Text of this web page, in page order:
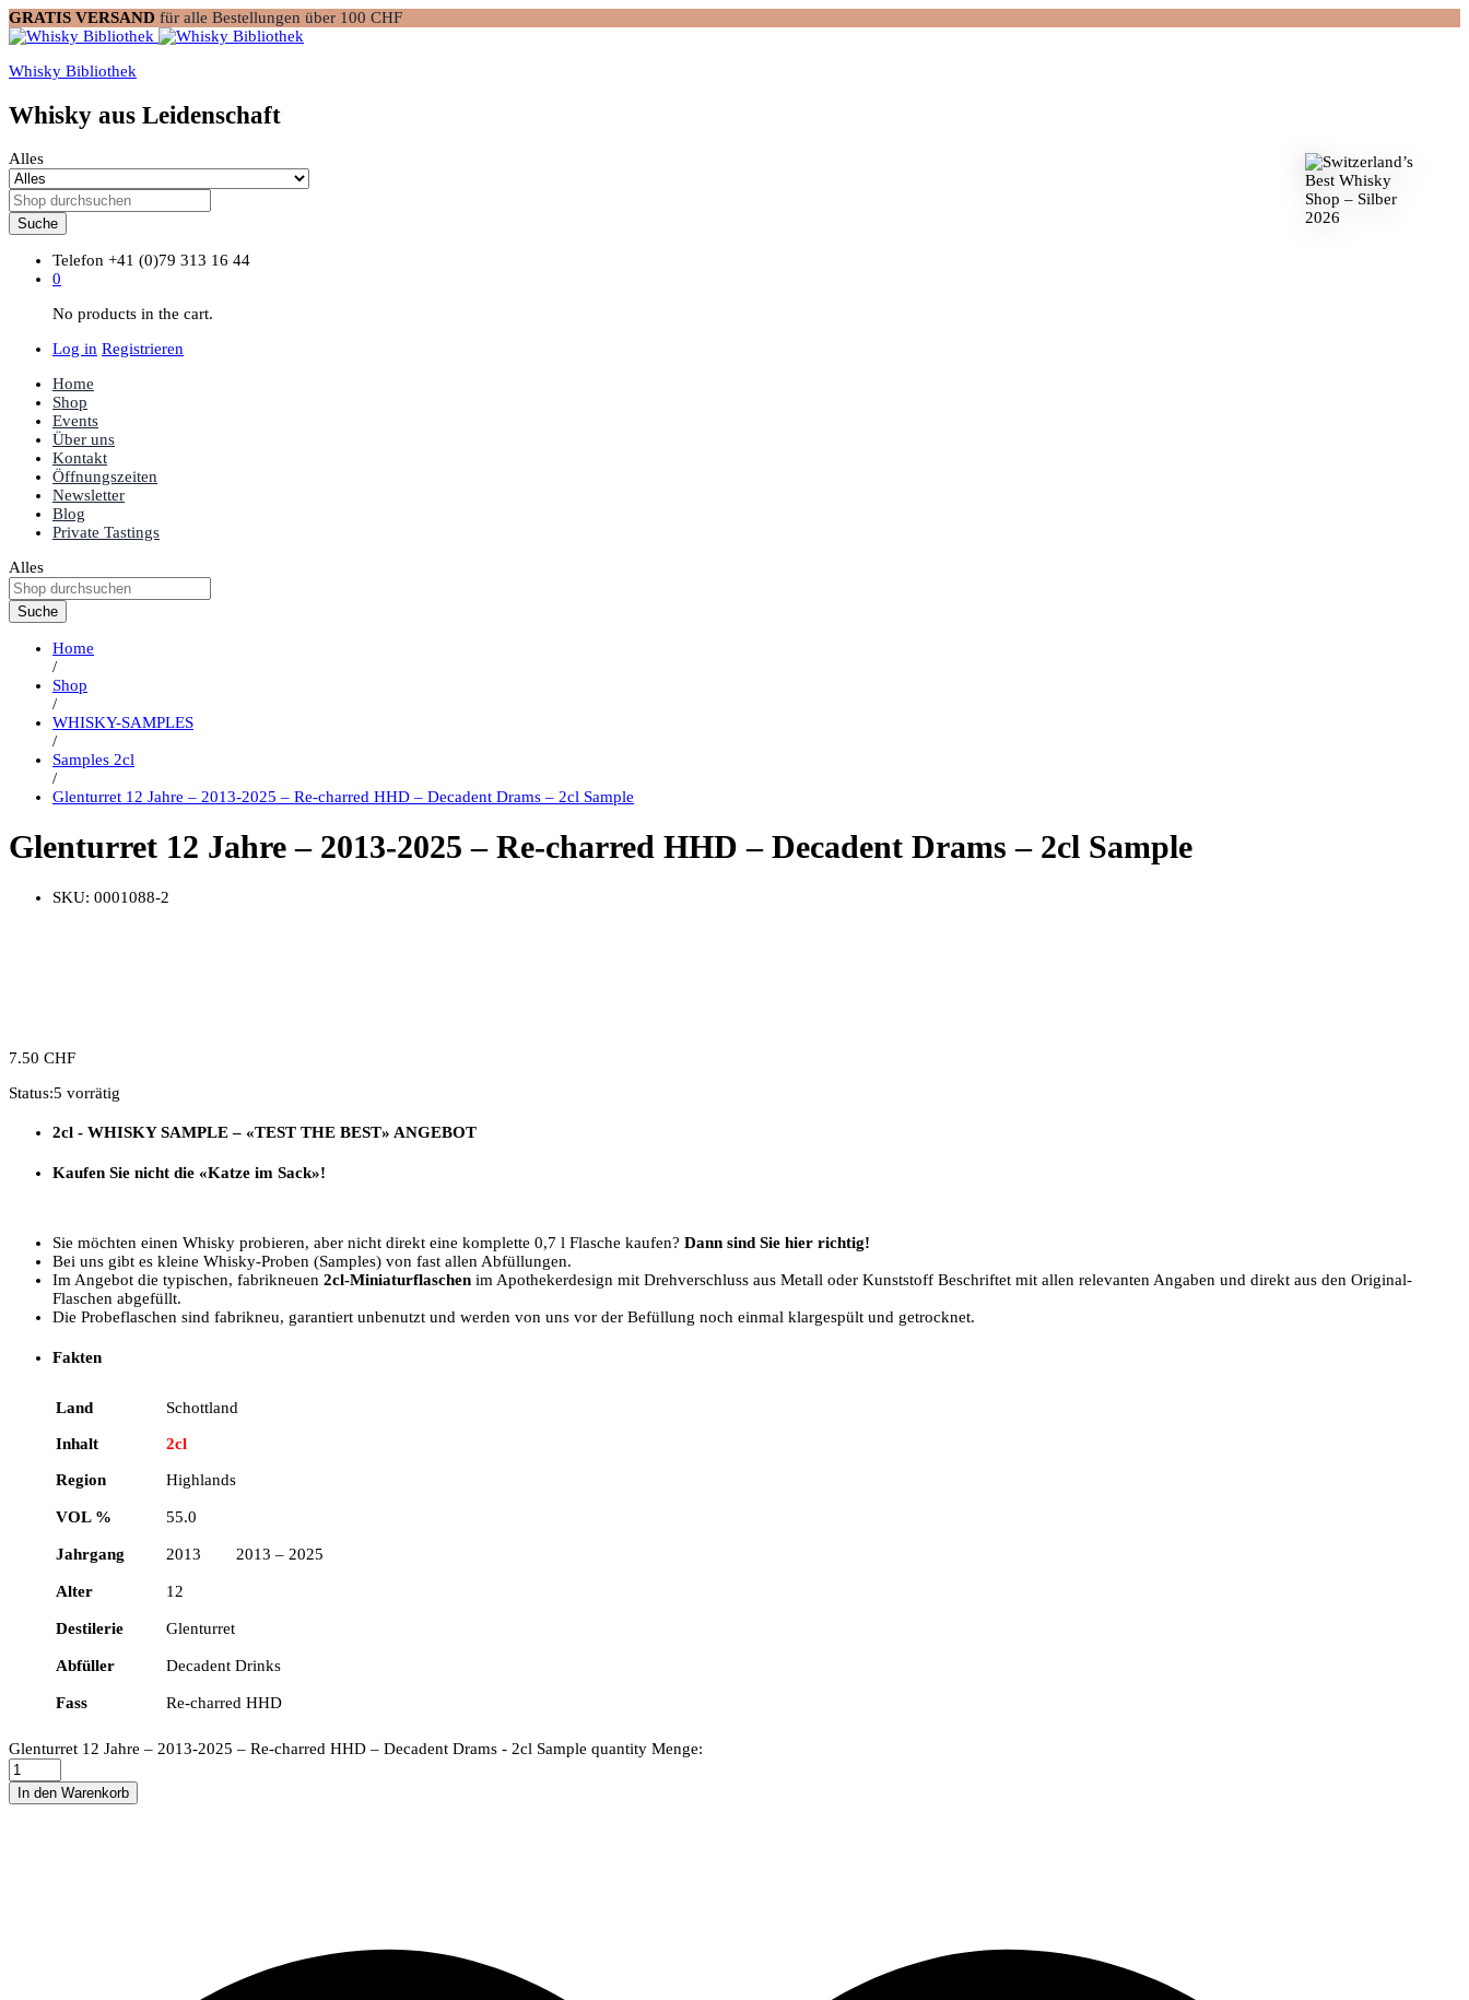
GRATIS VERSAND für alle Bestellungen über 100 CHF
Whisky Bibliothek
Whisky aus Leidenschaft
Alles
Suche
Telefon +41 (0)79 313 16 44
0
No products in the cart.
Log in Registrieren
Home
Shop
Events
Über uns
Kontakt
Öffnungszeiten
Newsletter
Blog
Private Tastings
Alles
Suche
Home
/
Shop
/
WHISKY-SAMPLES
/
Samples 2cl
/
Glenturret 12 Jahre – 2013-2025 – Re-charred HHD – Decadent Drams – 2cl Sample
Glenturret 12 Jahre – 2013-2025 – Re-charred HHD – Decadent Drams – 2cl Sample
SKU: 0001088-2
7.50 CHF
Status:5 vorrätig
2cl - WHISKY SAMPLE – «TEST THE BEST» ANGEBOT
Kaufen Sie nicht die «Katze im Sack»!
Sie möchten einen Whisky probieren, aber nicht direkt eine komplette 0,7 l Flasche kaufen? Dann sind Sie hier richtig!
Bei uns gibt es kleine Whisky-Proben (Samples) von fast allen Abfüllungen.
Im Angebot die typischen, fabrikneuen 2cl-Miniaturflaschen im Apothekerdesign mit Drehverschluss aus Metall oder Kunststoff Beschriftet mit allen relevanten Angaben und direkt aus den Original-
Flaschen abgefüllt.
Die Probeflaschen sind fabrikneu, garantiert unbenutzt und werden von uns vor der Befüllung noch einmal klargespült und getrocknet.
Fakten
Land Schottland
Inhalt 2cl
Region Highlands
VOL % 55.0
Jahrgang 2013 2013 – 2025
Alter 12
Destilerie Glenturret
Abfüller Decadent Drinks
Fass Re-charred HHD
Glenturret 12 Jahre – 2013-2025 – Re-charred HHD – Decadent Drams - 2cl Sample quantity Menge:
In den Warenkorb